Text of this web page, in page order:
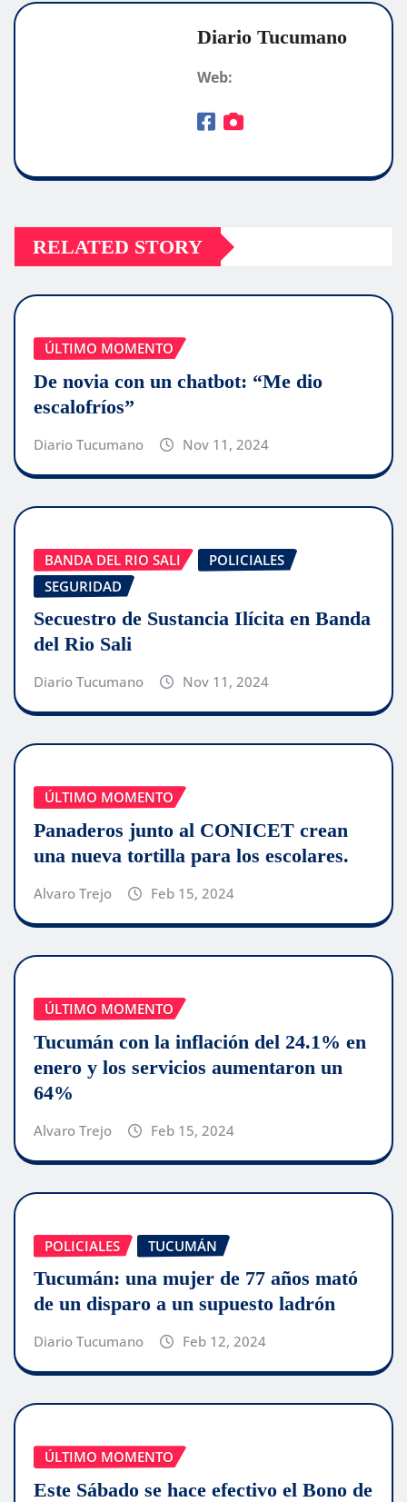
Diario Tucumano
Web:
RELATED STORY
ÚLTIMO MOMENTO
De novia con un chatbot: “Me dio
escalofríos”
Diario Tucumano Nov 11, 2024
BANDA DEL RIO SALI
POLICIALES
SEGURIDAD
Secuestro de Sustancia Ilícita en Banda
del Rio Sali
Diario Tucumano Nov 11, 2024
ÚLTIMO MOMENTO
Panaderos junto al CONICET crean
una nueva tortilla para los escolares.
Alvaro Trejo Feb 15, 2024
ÚLTIMO MOMENTO
Tucumán con la inflación del 24.1% en
enero y los servicios aumentaron un
64%
Alvaro Trejo Feb 15, 2024
POLICIALES TUCUMÁN
Tucumán: una mujer de 77 años mató
de un disparo a un supuesto ladrón
Diario Tucumano Feb 12, 2024
ÚLTIMO MOMENTO
Este Sábado se hace efectivo el Bono de